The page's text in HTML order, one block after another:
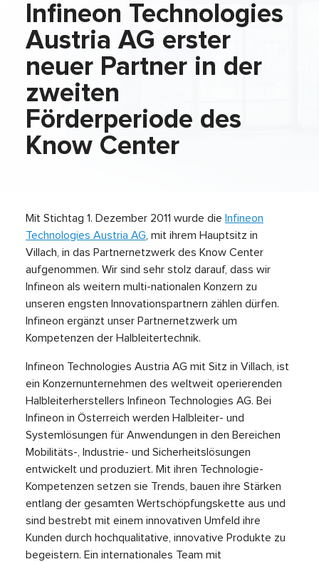
Infineon Technologies
Austria AG erster
neuer Partner in der
zweiten
Förderperiode des
Know Center
Mit Stichtag 1. Dezember 2011 wurde die Infineon
Technologies Austria AG , mit ihrem Hauptsitz in
Villach, in das Partnernetzwerk des Know Center
aufgenommen. Wir sind sehr stolz darauf, dass wir
Infineon als weitern multi-nationalen Konzern zu
unseren engsten Innovationspartnern zählen dürfen.
Infineon ergänzt unser Partnernetzwerk um
Kompetenzen der Halbleitertechnik.
Infineon Technologies Austria AG mit Sitz in Villach, ist
ein Konzernunternehmen des weltweit operierenden
Halbleiterherstellers Infineon Technologies AG. Bei
Infineon in Österreich werden Halbleiter- und
Systemlösungen für Anwendungen in den Bereichen
Mobilitäts-, Industrie- und Sicherheitslösungen
entwickelt und produziert. Mit ihren Technologie-
Kompetenzen setzen sie Trends, bauen ihre Stärken
entlang der gesamten Wertschöpfungskette aus und
sind bestrebt mit einem innovativen Umfeld ihre
Kunden durch hochqualitative, innovative Produkte zu
begeistern. Ein internationales Team mit